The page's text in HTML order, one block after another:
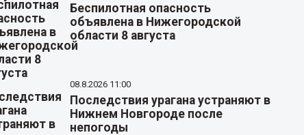
Беспилотная опасность
объявлена в Нижегородской
области 8 августа
08.8.2026 11:00
Последствия урагана устраняют в
Нижнем Новгороде после
непогоды